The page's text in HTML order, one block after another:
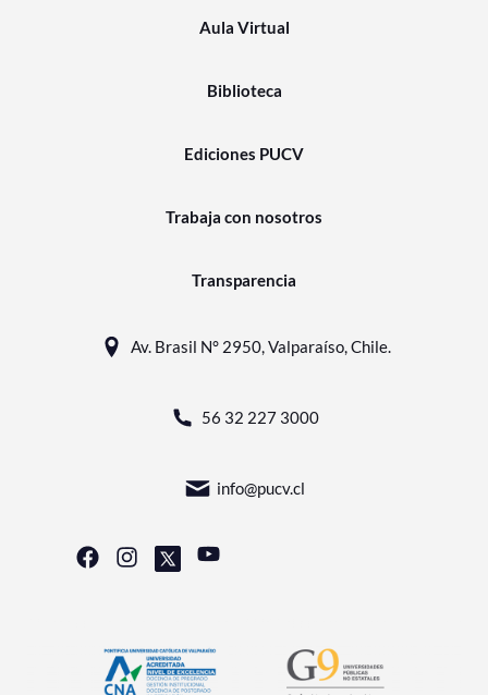
Aula Virtual
Biblioteca
Ediciones PUCV
Trabaja con nosotros
Transparencia
Av. Brasil N° 2950, Valparaíso, Chile.
56 32 227 3000
info@pucv.cl